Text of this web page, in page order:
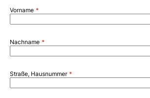
Vorname
Nachname
Straße, Hausnummer